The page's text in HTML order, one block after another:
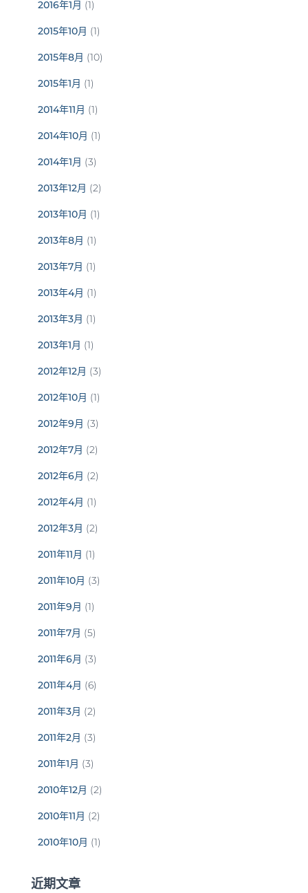
2016年1月 (1)
2015年10月 (1)
2015年8月 (10)
2015年1月 (1)
2014年11月 (1)
2014年10月 (1)
2014年1月 (3)
2013年12月 (2)
2013年10月 (1)
2013年8月 (1)
2013年7月 (1)
2013年4月 (1)
2013年3月 (1)
2013年1月 (1)
2012年12月 (3)
2012年10月 (1)
2012年9月 (3)
2012年7月 (2)
2012年6月 (2)
2012年4月 (1)
2012年3月 (2)
2011年11月 (1)
2011年10月 (3)
2011年9月 (1)
2011年7月 (5)
2011年6月 (3)
2011年4月 (6)
2011年3月 (2)
2011年2月 (3)
2011年1月 (3)
2010年12月 (2)
2010年11月 (2)
2010年10月 (1)
近期文章